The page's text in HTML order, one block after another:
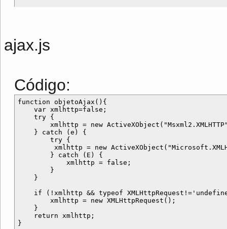
ajax.js
Código:
function objetoAjax(){
    var xmlhttp=false;
    try {
xmlhttp = new
    } catch (e) {
        try {
xmlhttp = new
        } catch (E) {
            xmlhttp = false;
        }
    }
if (!xmlhttp && typeof
        xmlhttp = new XMLHttpRequest();
    }
    return xmlhttp;
}